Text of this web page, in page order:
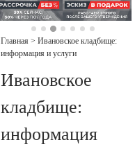
Главная > Ивановское кладбище:
информация и услуги
Ивановское
кладбище:
информация